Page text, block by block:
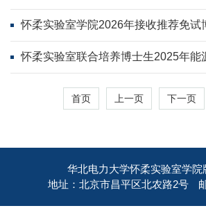
复试成绩公示
怀柔实验室学院2026年接收推荐免试
究生通知
怀柔实验室联合培养博士生2025年能
与前沿技术夏令营简章
首页 上一页 下一页
华北电力大学怀柔实验室学院
地址：北京市昌平区北农路2号